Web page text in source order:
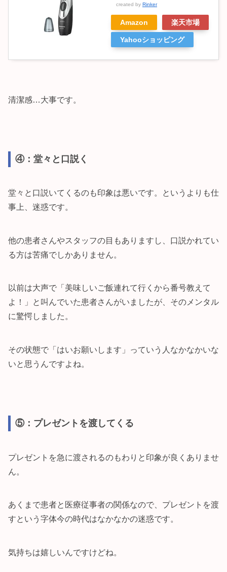
created by Rinker
Amazon 楽天市場
Yahooショッピング
清潔感…大事です。
④：堂々と口説く
堂々と口説いてくるのも印象は悪いです。というよりも仕
事上、迷惑です。
他の患者さんやスタッフの目もありますし、口説かれてい
る方は苦痛でしかありません。
以前は大声で「美味しいご飯連れて行くから番号教えて
よ！」と叫んでいた患者さんがいましたが、そのメンタル
に驚愕しました。
その状態で「はいお願いします」っていう人なかなかいな
いと思うんですよね。
⑤：プレゼントを渡してくる
プレゼントを急に渡されるのもわりと印象が良くありませ
ん。
あくまで患者と医療従事者の関係なので、プレゼントを渡
すという字体今の時代はなかなかの迷惑です。
気持ちは嬉しいんですけどね。